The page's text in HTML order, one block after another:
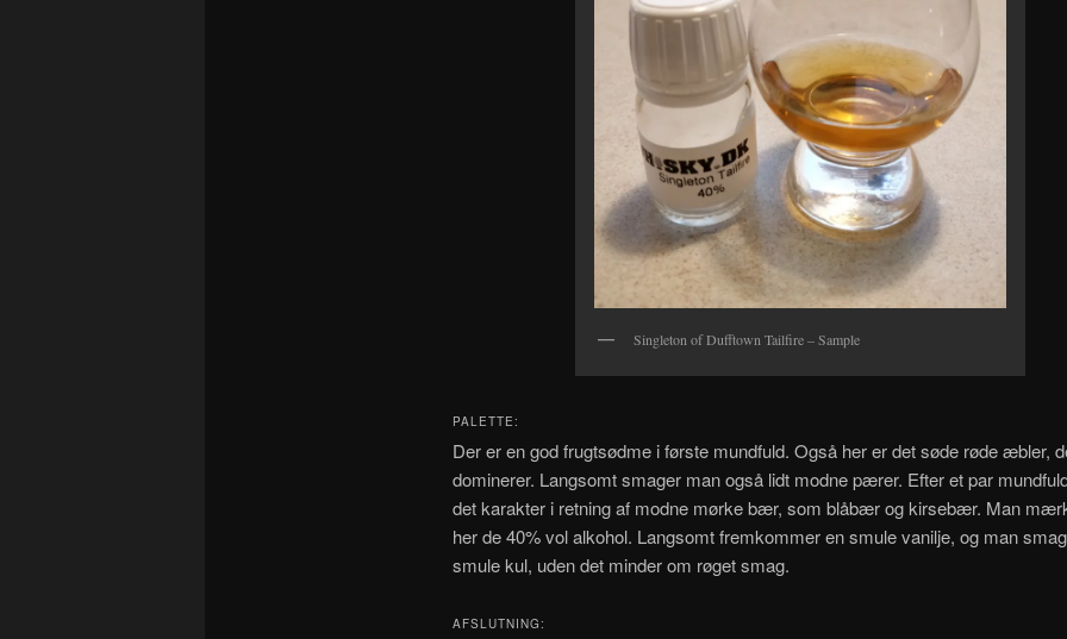
Singleton of Dufftown Tailfire – Sample
PALETTE:
Der er en god frugtsødme i første mundfuld. Også her er det søde røde æbler,
dominerer. Langsomt smager man også lidt modne pærer. Efter et par
det karakter i retning af modne mørke bær, som blåbær og kirsebær. Man
her de 40% vol alkohol. Langsomt fremkommer en smule vanilje, og man
smule kul, uden det minder om røget smag.
AFSLUTNING: